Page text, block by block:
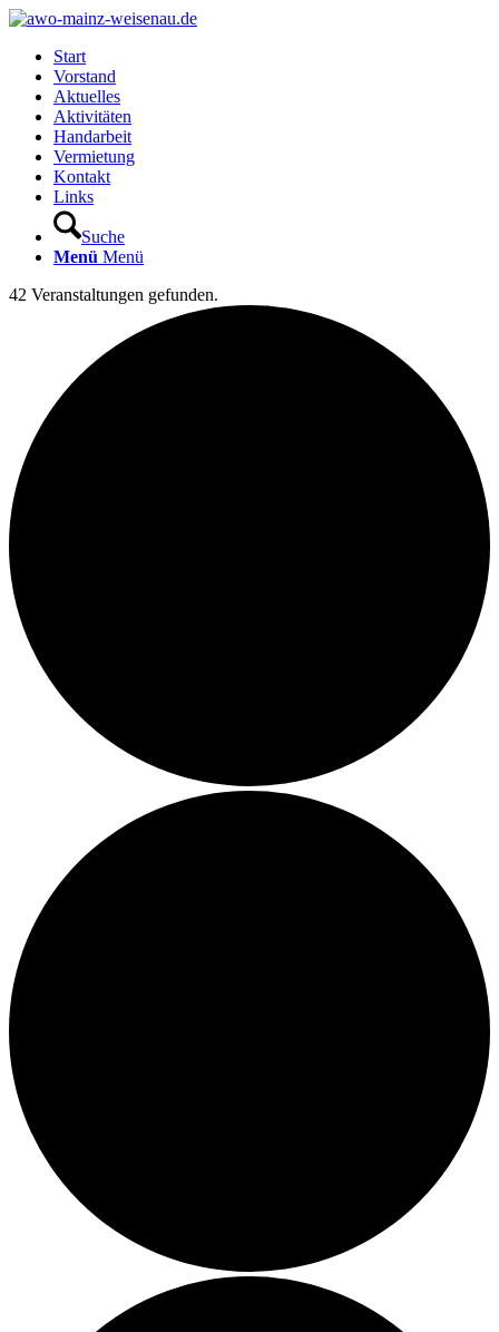
Start
Vorstand
Aktuelles
Aktivitäten
Handarbeit
Vermietung
Kontakt
Links
Suche
Menü Menü
42 Veranstaltungen gefunden.